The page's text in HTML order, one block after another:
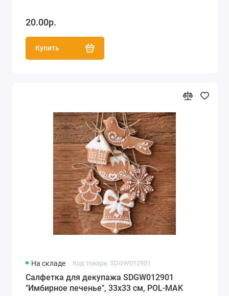
20.00р.
Купить
На складе Код товара: SDGW012901
Салфетка для декупажа SDGW012901
"Имбирное печенье", 33х33 см, POL-MAK